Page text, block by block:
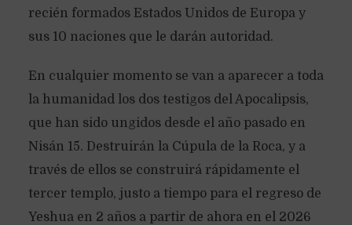
recién formados Estados Unidos de Europa y
sus 10 naciones que le darán autoridad.
En cualquier momento se van a aparecer a toda
la humanidad los dos testigos del Apocalipsis,
que han sido ungidos desde el año pasado en
Nisán 15. Destruirán la Cúpula de la Roca, y a
través de ellos se construirá rápidamente el
tercer templo, justo a tiempo para el regreso de
Yeshua en 2 años a partir de ahora en el 2026